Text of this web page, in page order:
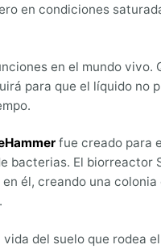
en condiciones
en el mundo
para que el líquido
fue creado para
El
él, creando una
del suelo que rodea